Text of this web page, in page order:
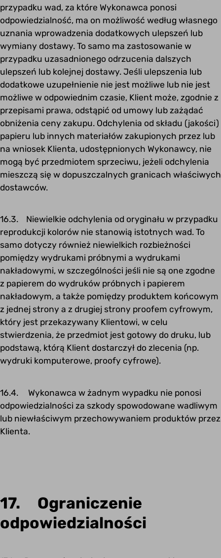
przypadku wad, za które Wykonawca ponosi
odpowiedzialność, ma on możliwość według własnego
uznania wprowadzenia dodatkowych ulepszeń lub
wymiany dostawy. To samo ma zastosowanie w
przypadku uzasadnionego odrzucenia dalszych
ulepszeń lub kolejnej dostawy. Jeśli ulepszenia lub
dodatkowe uzupełnienie nie jest możliwe lub nie jest
możliwe w odpowiednim czasie, Klient może, zgodnie z
przepisami prawa, odstąpić od umowy lub zażądać
obniżenia ceny zakupu. Odchylenia od składu (jakości)
papieru lub innych materiałów zakupionych przez lub
na wniosek Klienta, udostępnionych Wykonawcy, nie
mogą być przedmiotem sprzeciwu, jeżeli odchylenia
mieszczą się w dopuszczalnych granicach właściwych
dostawców.
16.3. Niewielkie odchylenia od oryginału w przypadku
reprodukcji kolorów nie stanowią istotnych wad. To
samo dotyczy również niewielkich rozbieżności
pomiędzy wydrukami próbnymi a wydrukami
nakładowymi, w szczególności jeśli nie są one zgodne
z papierem do wydruków próbnych i papierem
nakładowym, a także pomiędzy produktem końcowym
z jednej strony a z drugiej strony proofem cyfrowym,
który jest przekazywany Klientowi, w celu
stwierdzenia, że przedmiot jest gotowy do druku, lub
podstawą, którą Klient dostarczył do zlecenia (np.
wydruki komputerowe, proofy cyfrowe).
16.4. Wykonawca w żadnym wypadku nie ponosi
odpowiedzialności za szkody spowodowane wadliwym
lub niewłaściwym przechowywaniem produktów przez
Klienta.
17. Ograniczenie
odpowiedzialności